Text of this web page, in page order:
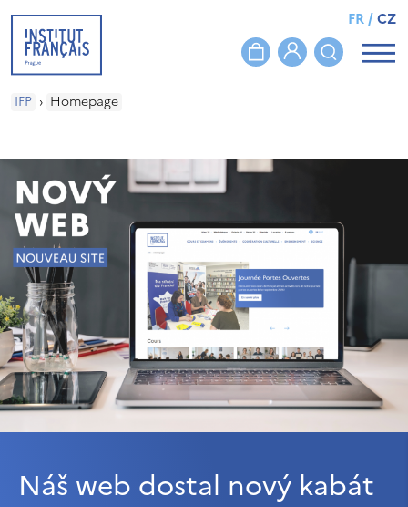
FR/CZ
IFP › Homepage
Náš web dostal nový kabát